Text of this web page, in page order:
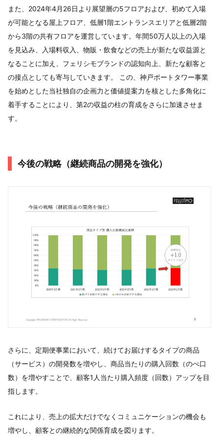
また、2024年4月26日より展望層の5フロアおよび、初めて入場
が可能となる屋上フロア、低層1階エントランスエリアと低層2階
から3階の共有フロアを運営しています。年間50万人以上の入場
を見込み、入場料収入、物販・飲食などの売上が新たな収益源と
なることに加え、フェリシモブランドの認知向上、新たな顧客と
の接点としても寄与していきます。 この、神戸ポートタワー事業
を始めとした当社独自の企画力と価値提案力を核とした多角化に
着手することにより、第2の収益の柱の育成をさらに加速させま
す。
今後の戦略（継続商品の開発を強化）
さらに、定期便事業において、続けてお届けするタイプの商品
（サービス）の開発数を増やし、商品当たりの購入回数（のべ口
数）を増やすことで、顧客1人当たり購入頻度（回数）アップを目
指します。
これにより、売上の拡大だけでなくコミュニケーションの機会も
増やし、顧客との継続的な関係育成を図ります。